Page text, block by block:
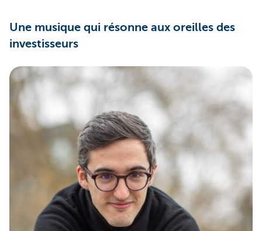
Une musique qui résonne aux oreilles des
investisseurs